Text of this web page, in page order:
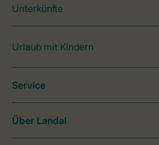
Unterkünfte
Urlaub mit Kindern
Service
Über Landal